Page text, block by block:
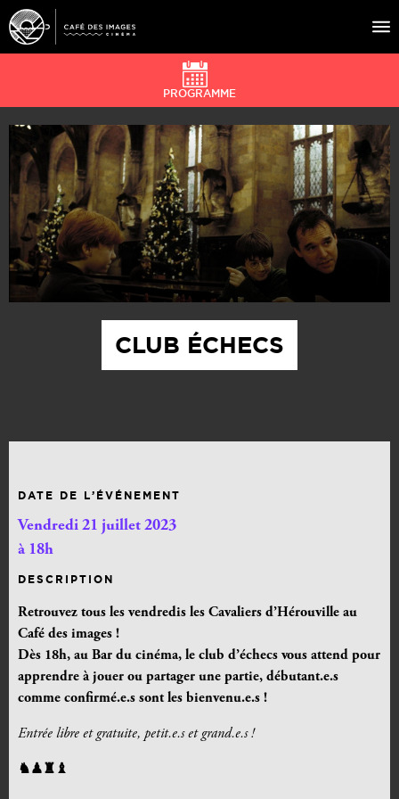
À L’AFFICHE
ÉVÉNEMENTS
CAFÉ DU CINÉ
PRATIQUE
ÉDUCATION AUX IMAGES
PROGRAMME
CLUB ÉCHECS
DATE DE L’ÉVÉNEMENT
Vendredi 21 juillet 2023
à 18h
DESCRIPTION
Retrouvez tous les vendredis les Cavaliers d’Hérouville au
Café des images !
Dès 18h, au Bar du cinéma, le club d’échecs vous attend pour
apprendre à jouer ou partager une partie, débutant.e.s
comme confirmé.e.s sont les bienvenu.e.s !
Entrée libre et gratuite, petit.e.s et grand.e.s !
♞♟♜♝